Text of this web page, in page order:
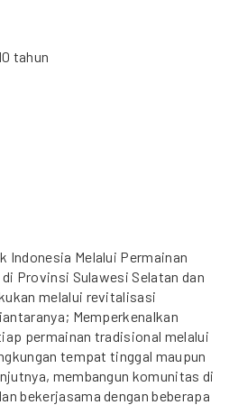
tahun
Indonesia Melalui Permainan
Provinsi Sulawesi Selatan dan
melalui revitalisasi
Memperkenalkan
permainan tradisional melalui
tempat tinggal maupun
membangun komunitas di
bekerjasama dengan beberapa